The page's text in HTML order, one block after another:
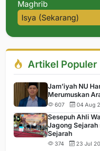
Maghrib
Isya (Sekarang)
Artikel Populer
Jam’iyah NU
Merumuskan
607 04 Aug
Sesepuh Ahli
Jagong Sejarah
Sejarah
374 23 Jul